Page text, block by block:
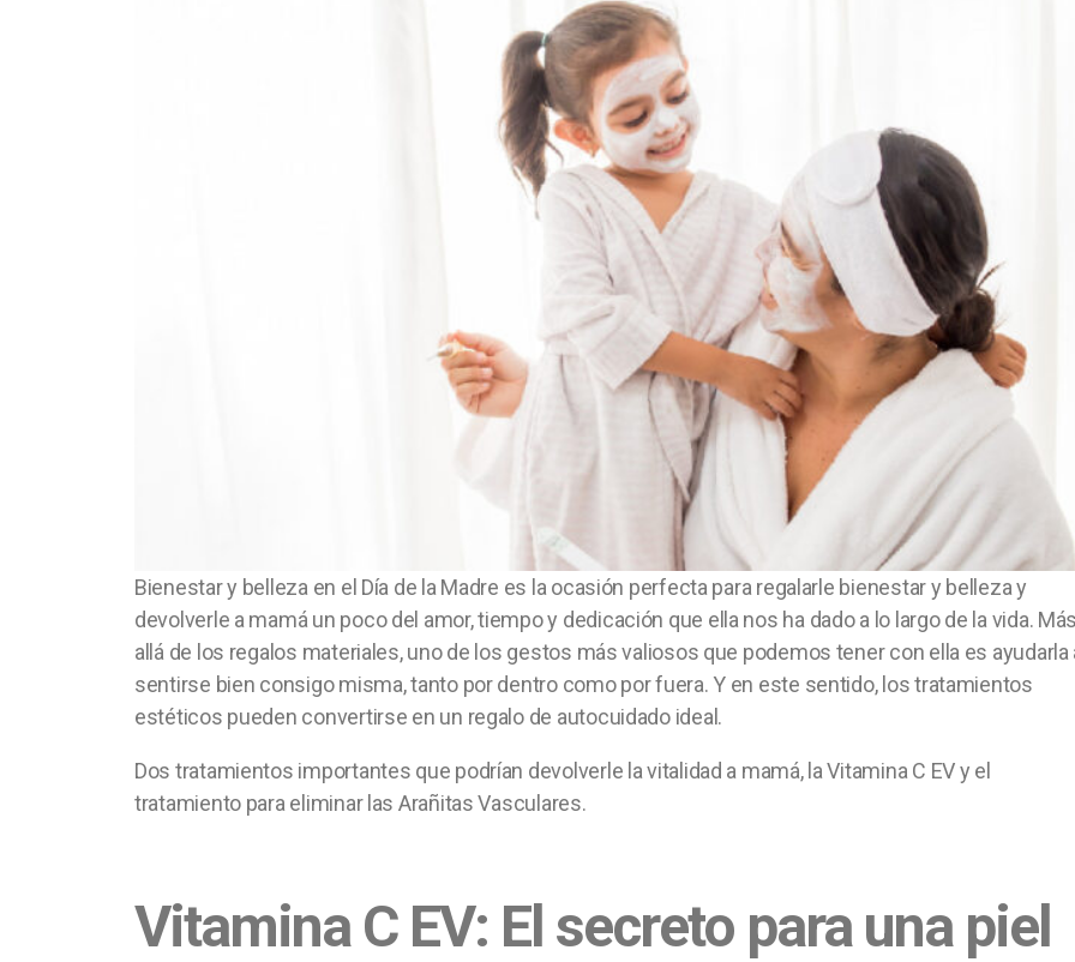
Bienestar y belleza en el Día de la Madre es la ocasión perfecta para regalarle bienestar y belleza y
devolverle a mamá un poco del amor, tiempo y dedicación que ella nos ha dado a lo largo de la vida.
allá de los regalos materiales, uno de los gestos más valiosos que podemos tener con ella es ayudarla
sentirse bien consigo misma, tanto por dentro como por fuera. Y en este sentido, los tratamientos
estéticos pueden convertirse en un regalo de autocuidado ideal.
Dos tratamientos importantes que podrían devolverle la vitalidad a mamá, la Vitamina C EV y el
tratamiento para eliminar las Arañitas Vasculares.
Vitamina C EV: El secreto para una piel